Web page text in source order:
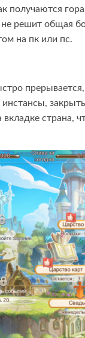
получаются
решит общая
на пк или пс.
страна,